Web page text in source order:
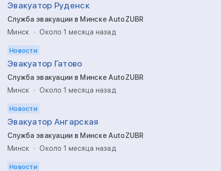
Эвакуатор Руденск
Служба эвакуации в Минске AutoZUBR
Минск
Около 1 месяца назад
Новости
Эвакуатор Гатово
Служба эвакуации в Минске AutoZUBR
Минск
Около 1 месяца назад
Новости
Эвакуатор Ангарская
Служба эвакуации в Минске AutoZUBR
Минск
Около 1 месяца назад
Новости